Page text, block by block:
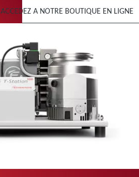
ACCEDEZ A NOTRE BOUTIQUE EN LIGNE